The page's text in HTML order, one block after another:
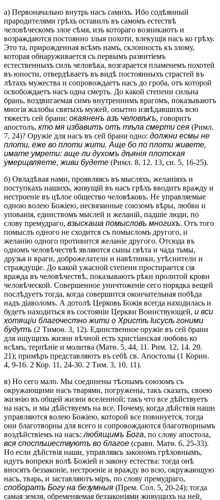
а) Первоначально внутрь насъ самихъ. Ибо содѣянный
прародителями грѣхъ оставилъ въ самомъ естествѣ
человѣческомъ злое сѣмя, изъ котораго возникаютъ и
возраждаются постоянно злыя похоти, влекущія насъ ко грѣху.
Это та, прирожденная всѣмъ намъ, склонность къ злому,
которая обнаруживается съ первымъ развитіемъ
естественныхъ силъ человѣка, возгарается пламенемъ похотей
въ юности, отвердѣваетъ въ видѣ постоянныхъ страстей въ
лѣтахъ мужества и сопровождаетъ насъ до гроба, отъ которой
освобождаетъ насъ одна смерть. До какой степени сильна
брань, воздвигаемая симъ внутреннимъ врагомъ, показываютъ
многія жалобы святыхъ мужей, опытно извѣдавшихъ всю
тяжесть сей брани: окаяненъ азъ человѣкъ, говоритъ
апостолъ, кто мя избавитъ отъ тѣла смерти сея (Римл.
7, 24)? Оружіе для насъ въ сей брани одно: должни есмы не
плоти, еже во плоти жити. Аще бо по плоти живете,
имате умрети: аще ли духомъ дѣянія плотская
умерщвляете, живи будете (Римл. 8, 12. 13, сн. 5, 16-25).
б) Овладѣвая нами, проявляясь въ мысляхъ, желаніяхъ и
поступкахъ нашихъ, живущій въ насъ грѣхъ вводитъ вражду и
нестроеніе въ цѣлое общество человѣковъ. Не управляемые
одною волею Божіею, несвязанные союзомъ вѣры, любви и
упованія, единствомъ мыслей и желаній, падшіе люди, по
слову премудраго, взыскаша помысловъ многихъ. Отъ того
помыслъ одного не сходится съ помысломъ другого, и
желанію одного противится желаніе другого. Отсюда въ
одномъ человѣчествѣ являются сыны свѣта и чада тьмы,
друзья и враги, доброжелатели и навѣтники, утѣснители и
страждущіе. До какой ужасной степени простирается сія
вражда въ человѣчествѣ, показываютъ рѣки пролитой крови
человѣческой. Совершенное уничтоженіе сего порядка вещей
послѣдуетъ тогда, когда совершится окончательная побѣда
надъ діаволомъ. А дотолѣ Церковь Божія всегда находилась и
будетъ находиться въ состояніи Церкви Воинствующей, и вcи
хотящіи благочестно жити о Христѣ Іисусѣ гоними
будутъ (2 Тимоѳ. 3, 12). Единственное оружіе въ сей брани
для ищущихъ жизни вѣчной есть христіанская любовь ко
всѣмъ, терпѣніе и молитва (Матѳ. 5, 44, 11. Рим. 12, 14. 20.
21); примѣръ представляютъ въ себѣ св. Апостолы (1 Корин.
4, 9-16. 2 Кор. 11, 24-30. 2 Тим. 3, 10. 11).
в) Но сего мало. Мы соединены тѣснымъ союзомъ съ
окружающими насъ тварями, погружены, такъ сказать, своею
жизнію въ общей жизни вселенной; такъ что все дѣйствуетъ
на насъ, и мы дѣйствуемъ на все. Почему, когда дѣйствія наши
управляются волею Божіею, которой все повинуется, тогда
они благотворны для всего и сопровождаются благотворнымъ
воздѣйствіемъ на насъ: любящимъ Бога, по слову апостола,
вся споспѣшествуютъ во благое (сравн. Матѳ. 6, 25-33).
Но если дѣйствія наши, управляясь закономъ грѣховнымъ,
идутъ вопреки волѣ Божіей и закону естества: тогда онѣ
вносятъ беззаконіе, нестроеніе и вражду во всю, окружающую
насъ, тварь, и заставляютъ міръ, по слову премудраго,
споборатъ Богу на безумныя (Прем. Сол. 5, 20-24); тогда
самая земля, обременяемая беззаконіями живущихъ на ней,